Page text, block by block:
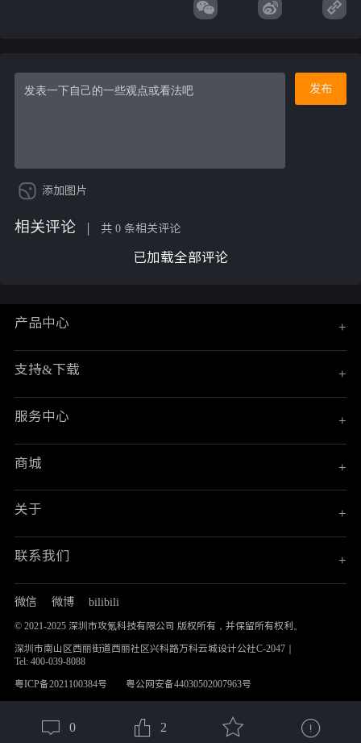
发布
添加图片
相关评论 共 0 条相关评论
已加载全部评论
0 2
微信 微博 bilibili
产品中心 +
支持&下载 +
服务中心 +
商城 +
关于 +
联系我们 +
粤ICP备2021100384号 粤公网安备44030502007963号
© 2021-2025 深圳市攻氪科技有限公司 版权所有，并保留所有权利。
深圳市南山区西丽街道西丽社区兴科路万科云城设计公社C-2047｜
Tel: 400-039-8088